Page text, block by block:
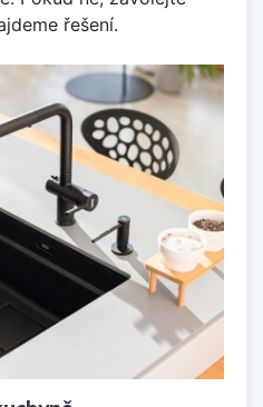
řešení.